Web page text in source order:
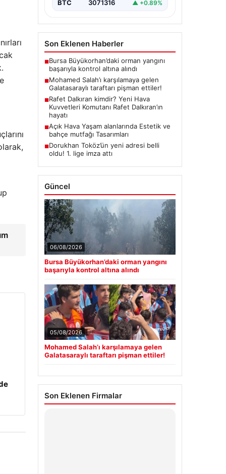
BTC 3071316 ▲ +0.89%
Son Eklenen Haberler
■Bursa Büyükorhan’daki orman yangını
başarıyla kontrol altına alındı
■Mohamed Salah’ı karşılamaya gelen
Galatasaraylı taraftarı pişman ettiler!
■Rafet Dalkıran kimdir? Yeni Hava
Kuvvetleri Komutanı Rafet Dalkıran’ın
hayatı
■Açık Hava Yaşam alanlarında Estetik ve
bahçe mutfağı Tasarımları
■Dorukhan Toköz’ün yeni adresi belli
oldu! 1. lige imza attı
Güncel
06/08/2026
Bursa Büyükorhan’daki orman yangını
başarıyla kontrol altına alındı
05/08/2026
Mohamed Salah’ı karşılamaya gelen
Galatasaraylı taraftarı pişman ettiler!
Son Eklenen Firmalar